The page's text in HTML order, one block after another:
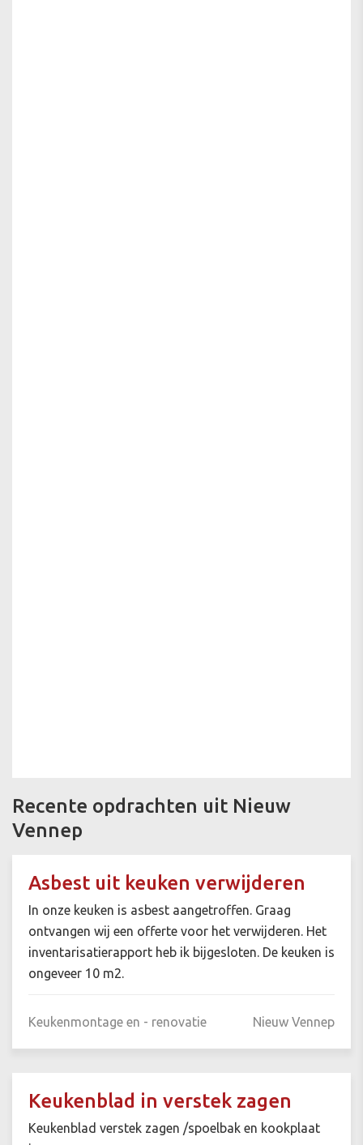
Recente opdrachten uit Nieuw
Vennep
Asbest uit keuken verwijderen
In onze keuken is asbest aangetroffen. Graag
ontvangen wij een offerte voor het verwijderen. Het
inventarisatierapport heb ik bijgesloten. De keuken is
ongeveer 10 m2.
Keukenmontage en - renovatie Nieuw Vennep
Keukenblad in verstek zagen
Keukenblad verstek zagen /spoelbak en kookplaat